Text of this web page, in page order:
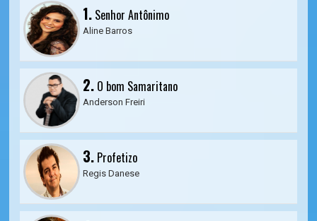
1. Senhor Antônimo
Aline Barros
2. O bom Samaritano
Anderson Freiri
3. Profetizo
Regis Danese